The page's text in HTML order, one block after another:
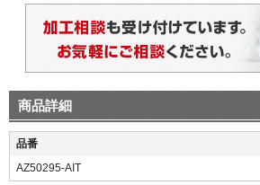
商品詳細
品番
AZ50295-AIT